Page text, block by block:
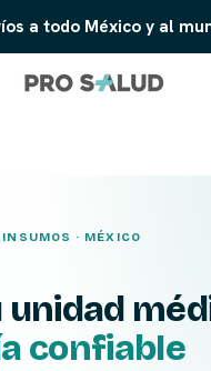
a todo México y al
· MÉXICO
unidad
confiable